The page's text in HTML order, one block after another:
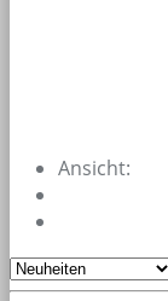
Ansicht: